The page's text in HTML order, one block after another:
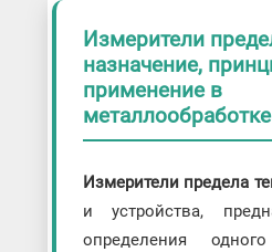
Измерители
назначение,
применение в
металлообработке
Измерители предела
и устройства,
определения